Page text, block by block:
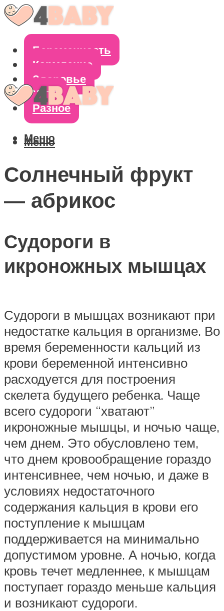
Беременность
Кормление
Здоровье
Уход
Разное
Меню
Меню
Солнечный фрукт
— абрикос
Судороги в
икроножных мышцах
Судороги в мышцах возникают при
недостатке кальция в организме. Во
время беременности кальций из
крови беременной интенсивно
расходуется для построения
скелета будущего ребенка. Чаще
всего судороги “хватают”
икроножные мышцы, и ночью чаще,
чем днем. Это обусловлено тем,
что днем кровообращение гораздо
интенсивнее, чем ночью, и даже в
условиях недостаточного
содержания кальция в крови его
поступление к мышцам
поддерживается на минимально
допустимом уровне. А ночью, когда
кровь течет медленнее, к мышцам
поступает гораздо меньше кальция
и возникают судороги.